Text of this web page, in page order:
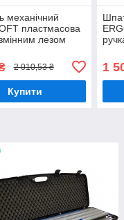
механічний
пластмасова
лезом
2 010,53 ₴
Купити
1